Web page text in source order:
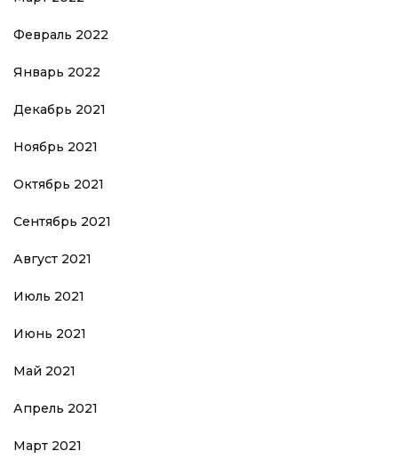
Февраль 2022
Январь 2022
Декабрь 2021
Ноябрь 2021
Октябрь 2021
Сентябрь 2021
Август 2021
Июль 2021
Июнь 2021
Май 2021
Апрель 2021
Март 2021